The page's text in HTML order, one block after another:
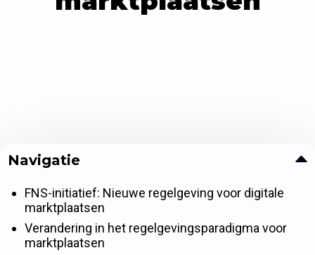
Navigatie
FNS-initiatief: Nieuwe regelgeving voor digitale
marktplaatsen
Verandering in het regelgevingsparadigma voor
marktplaatsen